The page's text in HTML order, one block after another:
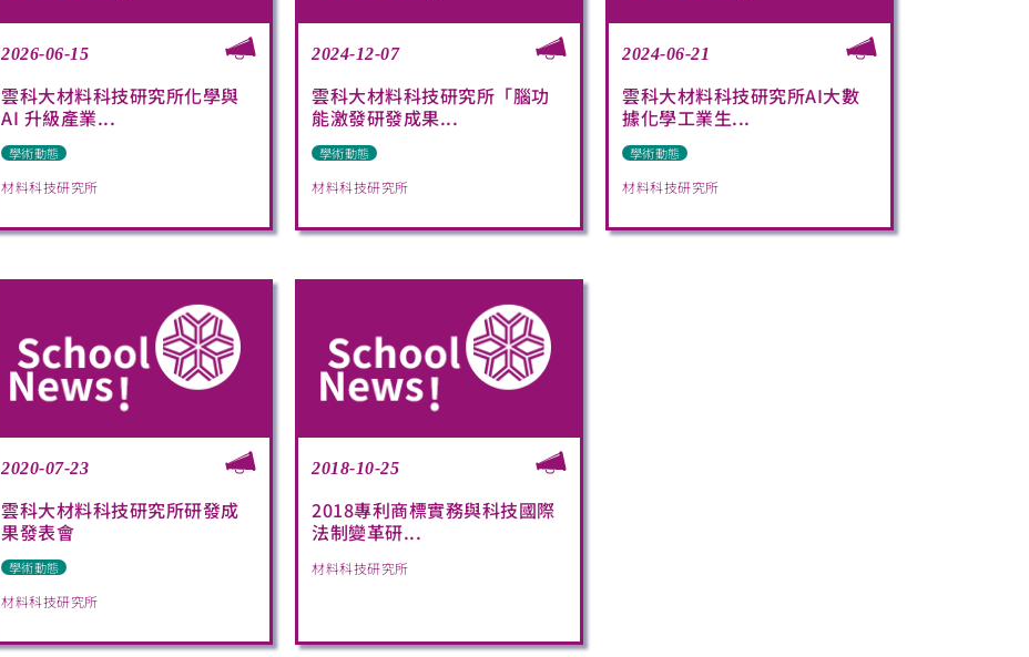
2026-06-15
雲科大材料科技研究所化學與
AI 升級產業...
學術動態
材料科技研究所
2024-12-07
雲科大材料科技研究所「腦功
能激發研發成果...
學術動態
材料科技研究所
2024-06-21
雲科大材料科技研究所AI大數
據化學工業生...
學術動態
材料科技研究所
2020-07-23
雲科大材料科技研究所研發成
果發表會
學術動態
材料科技研究所
2018-10-25
2018專利商標實務與科技國際
法制變革研...
材料科技研究所